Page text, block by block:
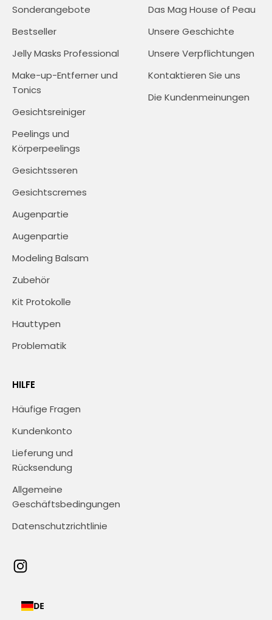
Sonderangebote
Bestseller
Jelly Masks Professional
Make-up-Entferner und
Tonics
Gesichtsreiniger
Peelings und
Körperpeelings
Gesichtsseren
Gesichtscremes
Augenpartie
Augenpartie
Modeling Balsam
Zubehör
Kit Protokolle
Hauttypen
Problematik
Das Mag House of Peau
Unsere Geschichte
Unsere Verpflichtungen
Kontaktieren Sie uns
Die Kundenmeinungen
HILFE
Häufige Fragen
Kundenkonto
Lieferung und
Rücksendung
Allgemeine
Geschäftsbedingungen
Datenschutzrichtlinie
DE